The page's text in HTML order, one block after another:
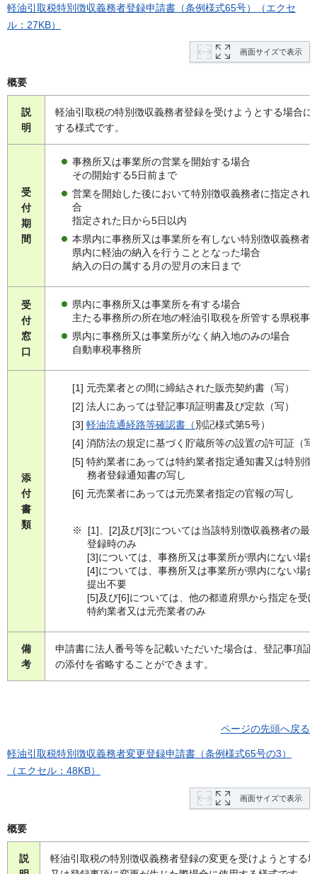
軽油引取税特別徴収義務者登録申請書（条例様式65号）（エクセ
ル：27KB）
画面サイズで表示
概要
説
明
軽油引取税の特別徴収義務者登録を受けようとする場合に
する様式です。
受
付
期
間
事務所又は事業所の営業を開始する場合
その開始する5日前まで
営業を開始した後において特別徴収義務者に指定され
合
指定された日から5日以内
本県内に事務所又は事業所を有しない特別徴収義務者
県内に軽油の納入を行うこととなった場合
納入の日の属する月の翌月の末日まで
受
付
窓
口
県内に事務所又は事業所を有する場合
主たる事務所の所在地の軽油引取税を所管する県税事
県内に事務所又は事業所がなく納入地のみの場合
自動車税事務所
添
付
書
類
[1] 元売業者との間に締結された販売契約書（写）
[2] 法人にあっては登記事項証明書及び定款（写）
[3] 軽油流通経路等確認書（別記様式第5号）
[4] 消防法の規定に基づく貯蔵所等の設置の許可証（写
[5] 特約業者にあっては特約業者指定通知書又は特別徴
務者登録通知書の写し
[6] 元売業者にあっては元売業者指定の官報の写し
※ [1]、[2]及び[3]については当該特別徴収義務者の最
登録時のみ
[3]については、事務所又は事業所が県内にない場
[4]については、事務所又は事業所が県内にない場
提出不要
[5]及び[6]については、他の都道府県から指定を受
特約業者又は元売業者のみ
備
考
申請書に法人番号等を記載いただいた場合は、登記事項証
の添付を省略することができます。
ページの先頭へ戻る
軽油引取税特別徴収義務者変更登録申請書（条例様式65号の3）
（エクセル：48KB）
画面サイズで表示
概要
説
軽油引取税の特別徴収義務者登録の変更を受けようとする